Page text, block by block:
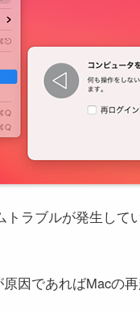
トラブルが発生し
因であればMacの